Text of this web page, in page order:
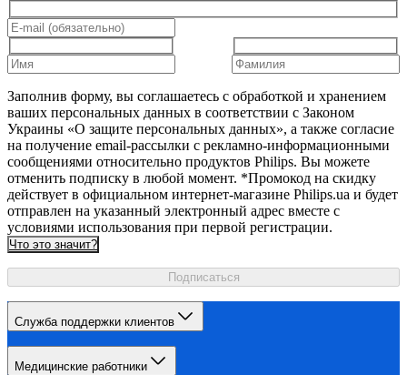
Заполнив форму, вы соглашаетесь с обработкой и хранением
ваших персональных данных в соответствии с Законом
Украины «О защите персональных данных», а также согласие
на получение email-рассылки с рекламно-информационными
сообщениями относительно продуктов Philips. Вы можете
отменить подписку в любой момент. *Промокод на скидку
действует в официальном интернет-магазине Philips.ua и будет
отправлен на указанный электронный адрес вместе с
условиями использования при первой регистрации.
Что это значит?
Подписаться
Служба поддержки клиентов
Медицинские работники